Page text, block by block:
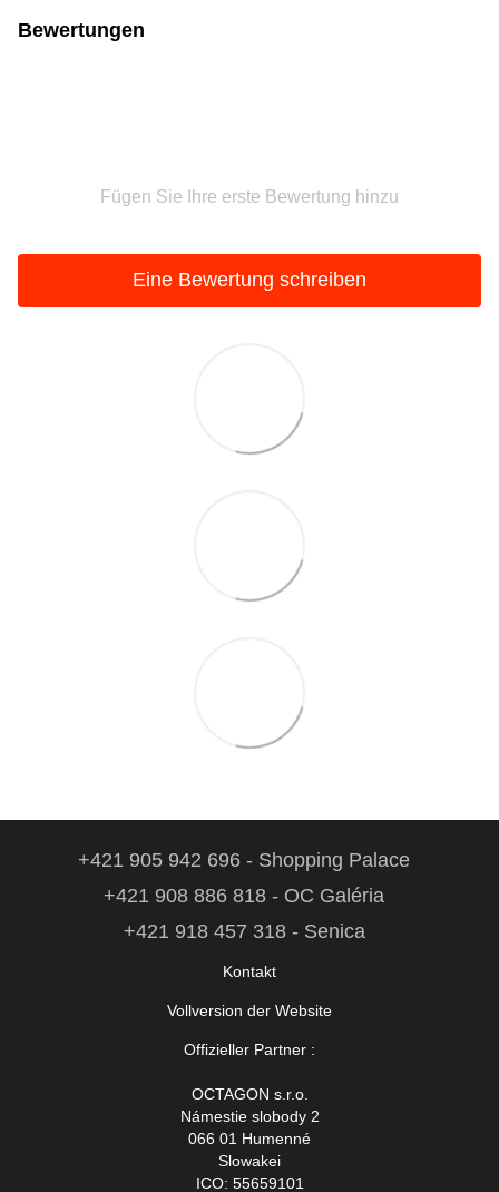
Bewertungen
Fügen Sie Ihre erste Bewertung hinzu
Eine Bewertung schreiben
+421 905 942 696 - Shopping Palace
+421 908 886 818 - OC Galéria
+421 918 457 318 - Senica
Kontakt
Vollversion der Website
Offizieller Partner :
OCTAGON s.r.o.
Námestie slobody 2
066 01 Humenné
Slowakei
ICO: 55659101